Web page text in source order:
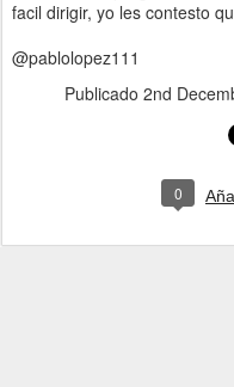
facil dirigir, yo les contesto
@pablolopez111
Publicado 2nd
0